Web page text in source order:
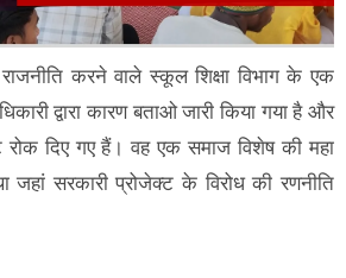
करने वाले स्कूल शिक्षा विभाग के एक
द्वारा कारण बताओ जारी किया गया है और
दिए गए हैं। वह एक समाज विशेष की महा
सरकारी प्रोजेक्ट के विरोध की रणनीति